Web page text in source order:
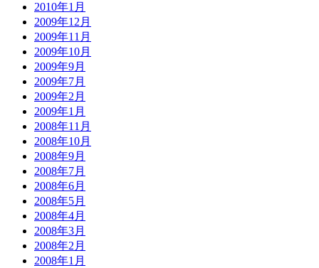
2010年1月
2009年12月
2009年11月
2009年10月
2009年9月
2009年7月
2009年2月
2009年1月
2008年11月
2008年10月
2008年9月
2008年7月
2008年6月
2008年5月
2008年4月
2008年3月
2008年2月
2008年1月